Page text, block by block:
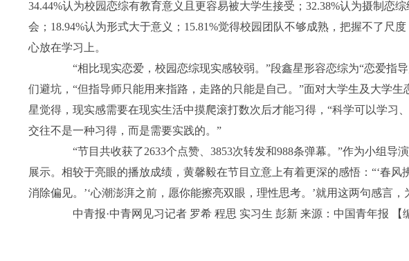
34.44%认为校园恋综有教育意义且更容易被大学生接受；32.38%认为摄制恋
会；18.94%认为形式大于意义；15.81%觉得校园团队不够成熟，把握不了尺
心放在学习上。
“相比现实恋爱，校园恋综现实感较弱。”段鑫星形容恋综为“恋爱指导
们避坑，“但指导师只能用来指路，走路的只能是自己。”面对大学生及大学生
星觉得，现实感需要在现实生活中摸爬滚打数次后才能习得，“科学可以学习
交往不是一种习得，而是需要实践的。”
“节目共收获了2633个点赞、3853次转发和988条弹幕。”作为小组导
展示。相较于亮眼的播放成绩，黄馨毅在节目立意上有着更深的感悟：“‘春风
消除偏见。’‘心潮澎湃之前，愿你能擦亮双眼，理性思考。’就用这两句感言
中青报·中青网见习记者 罗希 程思 实习生 彭新 来源：中国青年报
【